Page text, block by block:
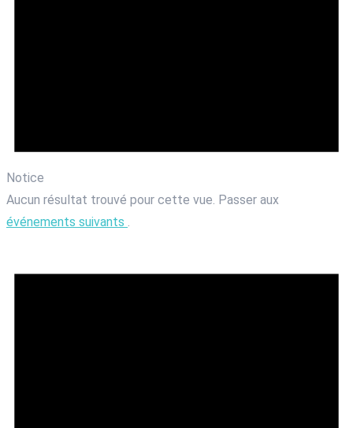
Notice
Aucun résultat trouvé pour cette vue. Passer aux
événements suivants .